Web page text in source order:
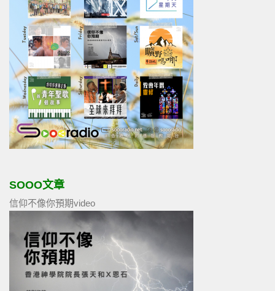
SOOO文章
信仰不像你預期video